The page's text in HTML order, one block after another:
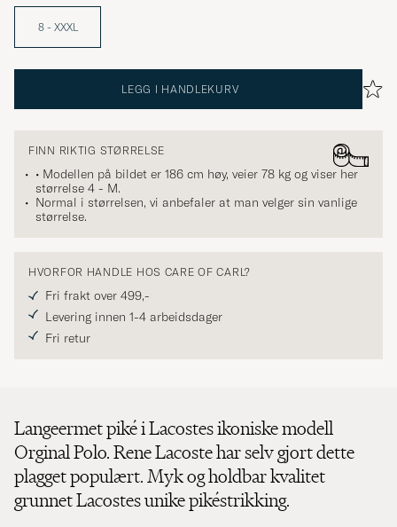
8 - XXXL
LEGG I HANDLEKURV
FINN RIKTIG STØRRELSE
• Modellen på bildet er 186 cm høy, veier 78 kg og viser her
størrelse 4 - M.
Normal i størrelsen, vi anbefaler at man velger sin vanlige
størrelse.
HVORFOR HANDLE HOS CARE OF CARL?
Fri frakt over 499,-
Levering innen 1-4 arbeidsdager
Fri retur
Langeermet piké i Lacostes ikoniske modell
Orginal Polo. Rene Lacoste har selv gjort dette
plagget populært. Myk og holdbar kvalitet
grunnet Lacostes unike pikéstrikking.